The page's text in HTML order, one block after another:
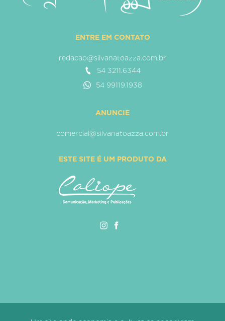
ENTRE EM CONTATO
redacao@silvanatoazza.com.br
54 3211.6344
54 99119.1938
ANUNCIE
comercial@silvanatoazza.com.br
ESTE SITE É UM PRODUTO DA